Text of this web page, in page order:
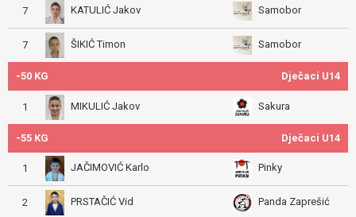
7 KATULIĆ Jakov Samobor
7 ŠIKIĆ Timon Samobor
-50 KG Dječaci U14
1 MIKULIĆ Jakov Sakura
-55 KG Dječaci U14
1 JAČIMOVIĆ Karlo Pinky
2 PRSTAČIĆ Vid Panda Zaprešić